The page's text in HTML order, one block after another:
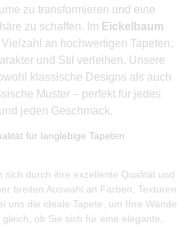
zu transformieren und eine
zu schaffen. Im Eickelbaum
an hochwertigen Tapeten,
und Stil verleihen. Unsere
klassische Designs als auch
Muster – perfekt für jedes
jeden Geschmack.
für langlebige Tapeten
sich durch ihre exzellente Qualität und
breiten Auswahl an Farben, Texturen
uns die ideale Tapete, um Ihre Wände
ob Sie sich für eine elegante,